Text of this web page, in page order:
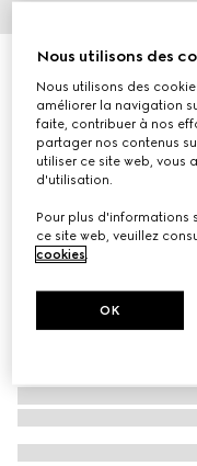
À personnaliser avec vos initiales
Portefeuille à rabat
€ 450
Nous utilisons des
Nous utilisons des
améliorer la navigation
faite, contribuer à nos
partager nos contenus
utiliser ce site web, vous
d'utilisation.
Pour plus d'informations
ce site web, veuillez
cookies
OK